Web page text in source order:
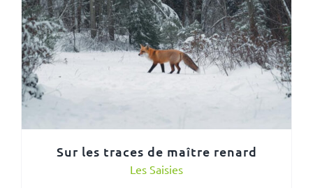
Sur les traces de maître renard
Les Saisies